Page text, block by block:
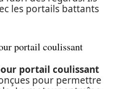
les portails battants
portail coulissant
portail coulissant
pour permettre